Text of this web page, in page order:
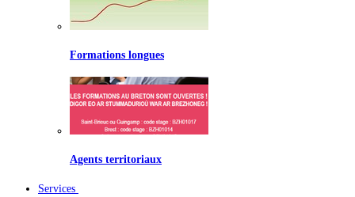
Formations longues
Agents territoriaux
Services